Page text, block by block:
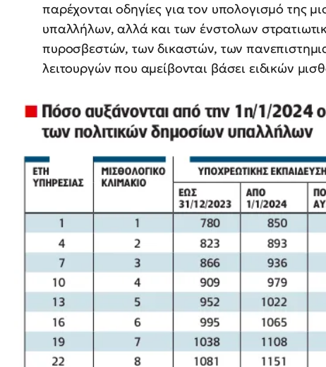
παρέχονται οδηγίες για τον υπολογισμό της
υπαλλήλων, αλλά και των ένστολων
πυροσβεστών, των δικαστών, των
λειτουργών που αμείβονται βάσει ειδικών